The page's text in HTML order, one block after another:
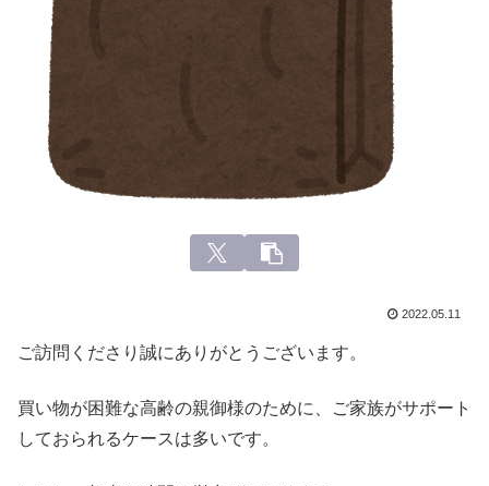
2022.05.11
ご訪問くださり誠にありがとうございます。
買い物が困難な高齢の親御様のために、ご家族がサポート
しておられるケースは多いです。